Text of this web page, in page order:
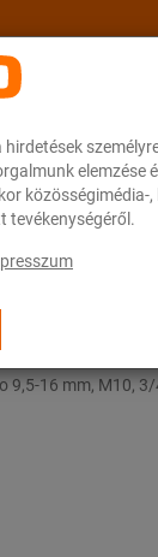
elemzése
közösségimédia-,
tevékenységéről.
M, T
9,5-16 mm, M10,